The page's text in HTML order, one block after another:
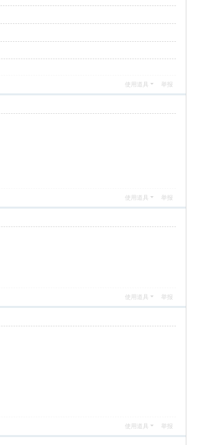
使用道具 举报
使用道具 举报
使用道具 举报
使用道具 举报